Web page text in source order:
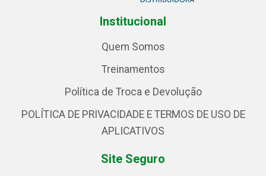
Institucional
Quem Somos
Treinamentos
Política de Troca e Devolução
POLÍTICA DE PRIVACIDADE E TERMOS DE USO DE
APLICATIVOS
Site Seguro